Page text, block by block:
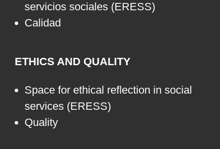
servicios sociales (ERESS)
Calidad
ETHICS AND QUALITY
Space for ethical reflection in social
services (ERESS)
Quality